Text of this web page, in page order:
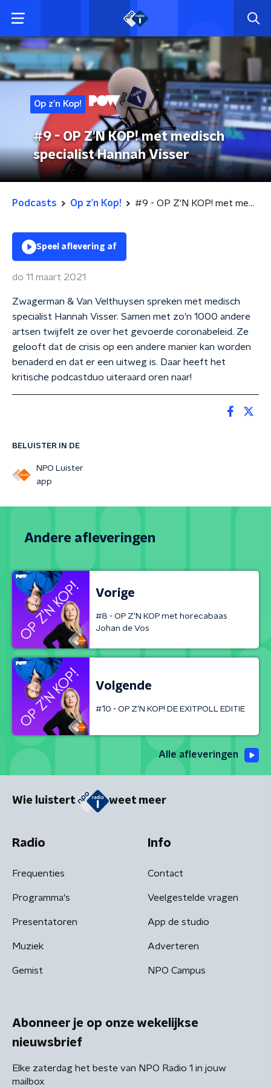
Op z’n Kop!
#9 - OP Z'N KOP! met medisch
specialist Hannah Visser
Podcasts Op z’n Kop! #9 - OP Z'N KOP! met medisch specialist Hannah Visser
BELUISTER IN DE
NPO Luister
app
Speel aflevering af
do 11 maart 2021
Zwagerman & Van Velthuysen spreken met medisch
specialist Hannah Visser. Samen met zo'n 1000 andere
artsen twijfelt ze over het gevoerde coronabeleid. Ze
gelooft dat de crisis op een andere manier kan worden
benaderd en dat er een uitweg is. Daar heeft het
kritische podcastduo uiteraard oren naar!
Andere afleveringen
Vorige
#8 - OP Z'N KOP met horecabaas
Johan de Vos
Volgende
#10 - OP Z'N KOP! DE EXITPOLL EDITIE
Alle afleveringen
Wie luistert weet meer
Radio
Frequenties
Programma's
Presentatoren
Muziek
Gemist
Info
Contact
Veelgestelde vragen
App de studio
Adverteren
NPO Campus
Abonneer je op onze wekelijkse
nieuwsbrief
Elke zaterdag het beste van NPO Radio 1 in jouw
mailbox